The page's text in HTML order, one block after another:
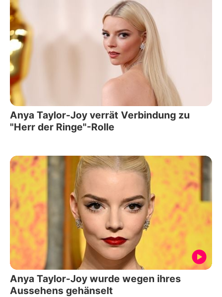
Anya Taylor-Joy verrät Verbindung zu
"Herr der Ringe"-Rolle
Anya Taylor-Joy wurde wegen ihres
Aussehens gehänselt